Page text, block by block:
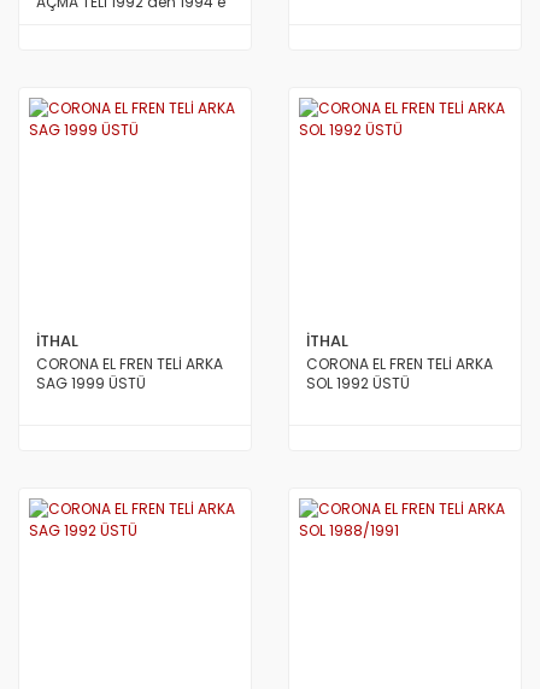
İTHAL
CORONA EL FREN TELİ ARKA
SAG 1999 ÜSTÜ
İTHAL
CORONA EL FREN TELİ ARKA
SOL 1992 ÜSTÜ